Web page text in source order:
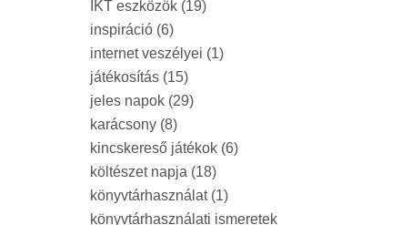
IKT eszközök (19)
inspiráció (6)
internet veszélyei (1)
játékosítás (15)
jeles napok (29)
karácsony (8)
kincskereső játékok (6)
költészet napja (18)
könyvtárhasználat(1)
könyvtárhasználati ismeretek